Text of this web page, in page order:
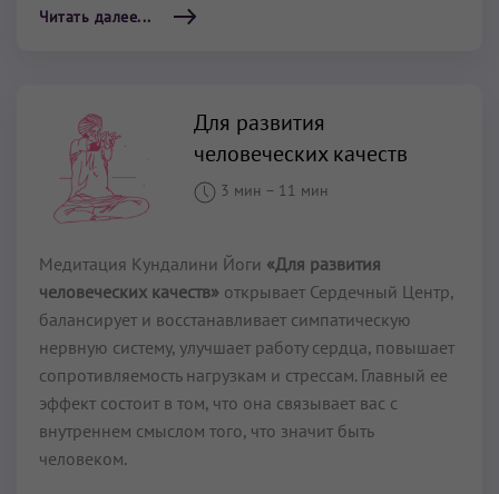
Читать далее...
Для развития
человеческих качеств
3 мин – 11 мин
Медитация Кундалини Йоги «Для развития
человеческих качеств» открывает Сердечный Центр,
балансирует и восстанавливает симпатическую
нервную систему, улучшает работу сердца, повышает
сопротивляемость нагрузкам и стрессам. Главный ее
эффект состоит в том, что она связывает вас с
внутреннем смыслом того, что значит быть
человеком.